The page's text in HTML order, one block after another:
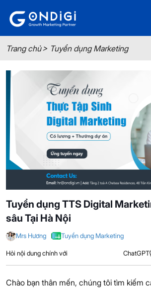
Trang chủ Tuyển dụng Marketing
Tuyển dụng TTS Digital
sâu Tại Hà Nội
Mrs Hương Tuyển dụng Marketing
Hỏi nội dung chính với ChatGPT
Chào bạn thân mến, chúng tôi tìm kiếm